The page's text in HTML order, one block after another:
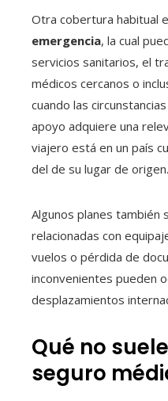
Otra cobertura habitual
emergencia, la cual
servicios sanitarios, el
médicos cercanos o
cuando las
apoyo adquiere una
viajero está en un país
del de su lugar de origen.
Algunos planes también
relacionadas con
vuelos o pérdida de
inconvenientes pueden
desplazamientos
Qué no
seguro